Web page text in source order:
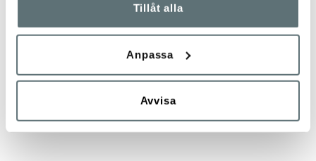
Tillåt alla
Anpassa
Avvisa